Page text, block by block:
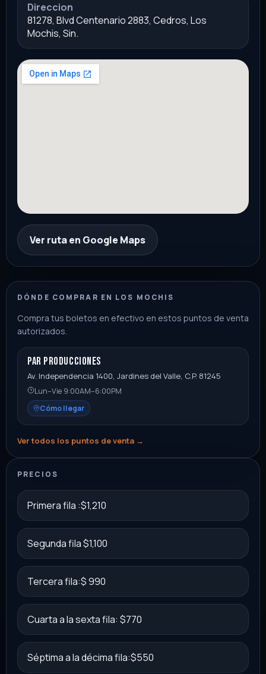
Direccion
81278, Blvd Centenario 2883, Cedros, Los
Mochis, Sin.
Ver ruta en Google Maps
DÓNDE COMPRAR EN LOS MOCHIS
Compra tus boletos en efectivo en estos puntos de venta
autorizados.
PAR Producciones
Av. Independencia 1400, Jardines del Valle, C.P. 81245
Lun–Vie 9:00AM–6:00PM
Cómo llegar
Ver todos los puntos de venta →
PRECIOS
Primera fila :$1,210
Segunda fila $1,100
Tercera fila:$ 990
Cuarta a la sexta fila: $770
Séptima a la décima fila:$550